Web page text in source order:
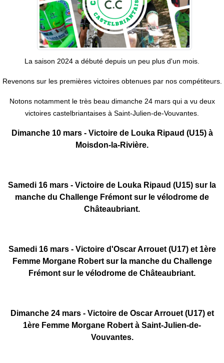
La saison 2024 a débuté depuis un peu plus d'un mois.
Revenons sur les premières victoires obtenues par nos compétiteurs.
Notons notamment le très beau dimanche 24 mars qui a vu deux
victoires castelbriantaises à Saint-Julien-de-Vouvantes.
Dimanche 10 mars - Victoire de Louka Ripaud (U15) à
Moisdon-la-Rivière.
Samedi 16 mars - Victoire de Louka Ripaud (U15) sur la
manche du Challenge Frémont sur le vélodrome de
Châteaubriant.
Samedi 16 mars - Victoire d'Oscar Arrouet (U17) et 1ère
Femme Morgane Robert sur la manche du Challenge
Frémont sur le vélodrome de Châteaubriant.
Dimanche 24 mars - Victoire de Oscar Arrouet (U17) et
1ère Femme Morgane Robert à Saint-Julien-de-
Vouvantes.